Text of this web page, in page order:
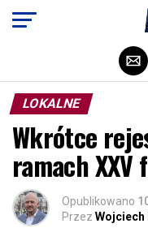
LOKALNE
Wkrótce
ramach XXV
Opublikowano
Przez Wojciech